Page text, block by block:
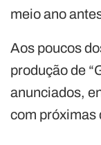
meio ano
Aos poucos
produção de
anunciados,
com próximas